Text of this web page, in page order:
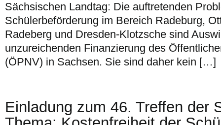
Sächsischen Landtag: Die auftretenden
Schülerbeförderung im Bereich Radeburg,
Radeberg und Dresden-Klotzsche sind
unzureichenden Finanzierung des
(ÖPNV) in Sachsen. Sie sind daher kein […]
Einladung zum 46. Treffen der